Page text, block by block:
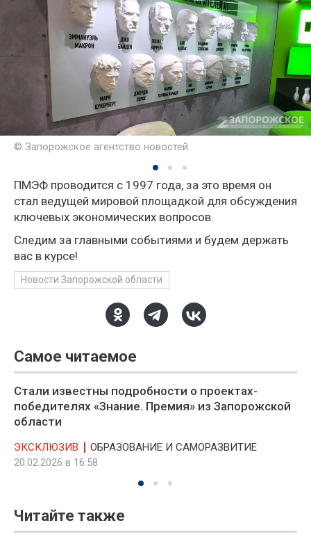
© Запорожское агентство новостей
ПМЭФ проводится с 1997 года, за это время он
стал ведущей мировой площадкой для обсуждения
ключевых экономических вопросов.
Следим за главными событиями и будем держать
вас в курсе!
Новости Запорожской области
Самое читаемое
Стали известны подробности о проектах-
победителях «Знание. Премия» из Запорожской
области
ЭКСКЛЮЗИВ
ОБРАЗОВАНИЕ И САМОРАЗВИТИЕ
20.02.2026 в 16:58
Читайте также